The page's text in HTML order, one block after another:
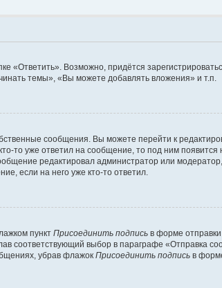
«Ответить». Возможно, придётся
темы», «Вы можете добавлять вложения» и т.п.
сообщения. Вы можете перейти к
то уже ответил на сообщение, то под ним
редактировал администратор или
если на него уже кто-то ответил.
пункт Присоединить подпись в форме
соответствующий выбор в параграфе «Отправка
убрав флажок Присоединить подпись в